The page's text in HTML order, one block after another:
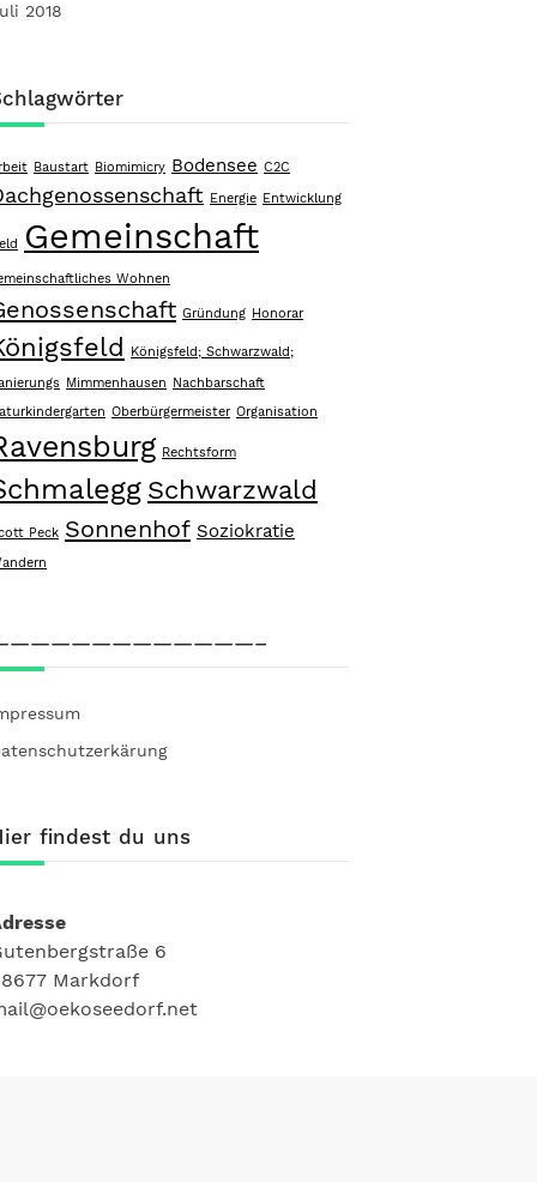
2018
Baustart Biomimicry Bodensee C2C
Energie Entwicklung
Gemeinschaft
Wohnen
Gründung Honorar
Königsfeld; Schwarzwald;
Mimmenhausen Nachbarschaft
Oberbürgermeister Organisation
Rechtsform
Schwarzwald
Peck Sonnenhof Soziokratie
findest du uns
6
Markdorf